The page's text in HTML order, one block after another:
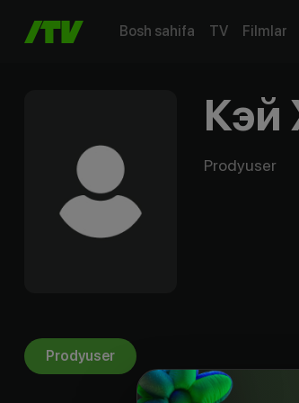
Bosh sahifa TV Filmlar
Кэй
Prodyuser
Prodyuser